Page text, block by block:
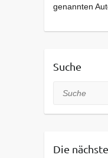
genannten
Suche
Suche
Die